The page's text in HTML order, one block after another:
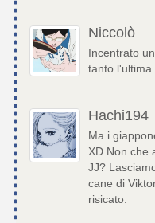
Niccolò
Incentrato
tanto l'ultima
Hachi194
Ma i
XD Non che
JJ?
cane di
risicato.